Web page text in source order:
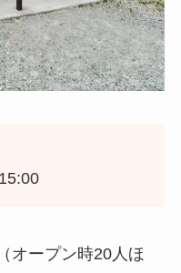
オープン時20人ほ